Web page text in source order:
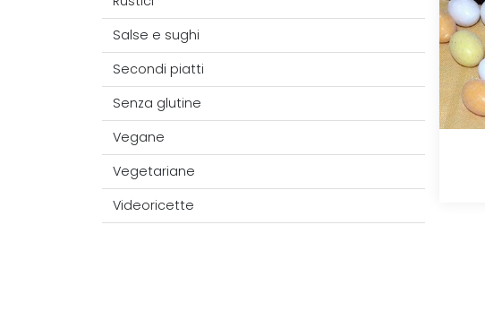
Salse e sughi
Secondi piatti
Senza glutine
Vegane
Vegetariane
Videoricette